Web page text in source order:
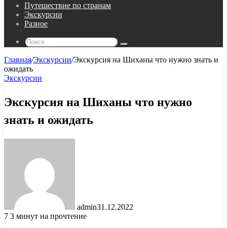
Путешествие по странам
Экскурсии
Разное
Поиск...
Главная/Экскурсии/Экскурсия на Шиханы что нужно знать и
ожидать
Экскурсии
Экскурсия на Шиханы что нужно
знать и ожидать
admin31.12.2022
7 3 минут на прочтение